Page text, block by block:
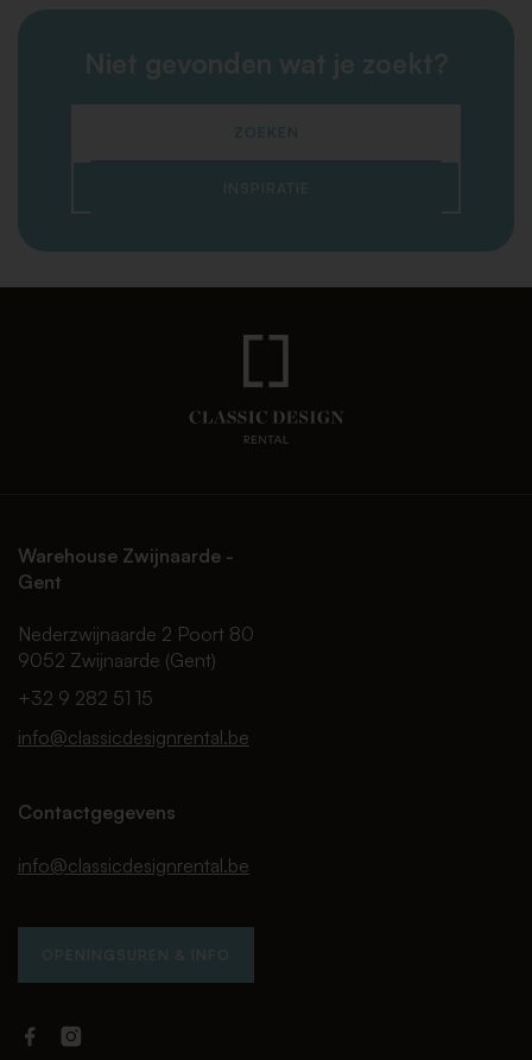
Niet gevonden wat je zoekt?
ZOEKEN
INSPIRATIE
Warehouse Zwijnaarde -
Gent
Nederzwijnaarde 2 Poort 80
9052 Zwijnaarde (Gent)
+32 9 282 51 15
info@classicdesignrental.be
Contactgegevens
info@classicdesignrental.be
OPENINGSUREN & INFO
FacebookInstagram